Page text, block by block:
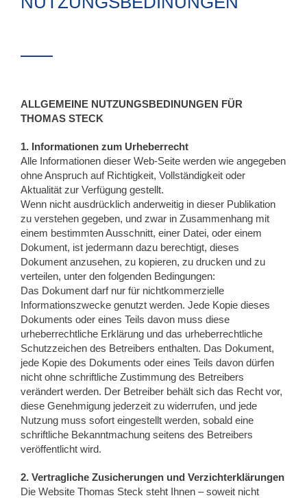
ALLGEMEINE NUTZUNGSBEDINUNGEN FÜR
THOMAS STECK
1. Informationen zum Urheberrecht
Alle Informationen dieser Web-Seite werden wie angegeben
ohne Anspruch auf Richtigkeit, Vollständigkeit oder
Aktualität zur Verfügung gestellt.
Wenn nicht ausdrücklich anderweitig in dieser Publikation
zu verstehen gegeben, und zwar in Zusammenhang mit
einem bestimmten Ausschnitt, einer Datei, oder einem
Dokument, ist jedermann dazu berechtigt, dieses
Dokument anzusehen, zu kopieren, zu drucken und zu
verteilen, unter den folgenden Bedingungen:
Das Dokument darf nur für nichtkommerzielle
Informationszwecke genutzt werden. Jede Kopie dieses
Dokuments oder eines Teils davon muss diese
urheberrechtliche Erklärung und das urheberrechtliche
Schutzzeichen des Betreibers enthalten. Das Dokument,
jede Kopie des Dokuments oder eines Teils davon dürfen
nicht ohne schriftliche Zustimmung des Betreibers
verändert werden. Der Betreiber behält sich das Recht vor,
diese Genehmigung jederzeit zu widerrufen, und jede
Nutzung muss sofort eingestellt werden, sobald eine
schriftliche Bekanntmachung seitens des Betreibers
veröffentlicht wird.
2. Vertragliche Zusicherungen und Verzichterklärungen
Die Website Thomas Steck steht Ihnen – soweit nicht